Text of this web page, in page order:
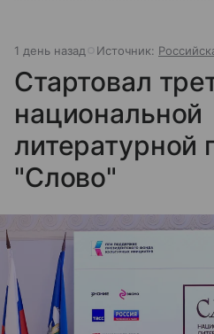
1 день назад Источник:
Стартовал
национальной
литературной
"Слово"